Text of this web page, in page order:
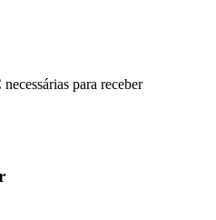
para receber